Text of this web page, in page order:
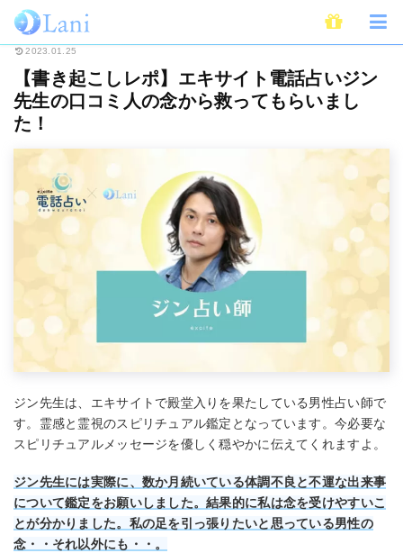
ホーム 電話占い 【書き起こしレポ】エキサイト電
2023.01.25
【書き起こしレポ】エキサイト電話占いジン
先生の口コミ人の念から救ってもらいまし
た！
ジン先生は、エキサイトで殿堂入りを果たしている男性占い師で
す。霊感と霊視のスピリチュアル鑑定となっています。今必要な
スピリチュアルメッセージを優しく穏やかに伝えてくれますよ。
ジン先生には実際に、数か月続いている体調不良と不運な出来事
について鑑定をお願いしました。結果的に私は念を受けやすいこ
とが分かりました。私の足を引っ張りたいと思っている男性の
念・・それ以外にも・・。